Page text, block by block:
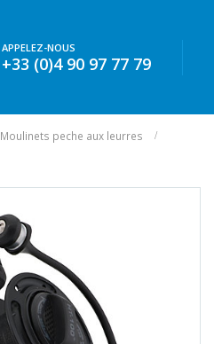
APPELEZ-NOUS
+33 (0)4 90 97 77 79
Moulinets peche aux leurres